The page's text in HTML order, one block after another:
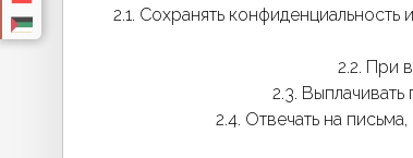
2.1. Сохранять
2.2. При
2.3.
2.4. Отвечать на